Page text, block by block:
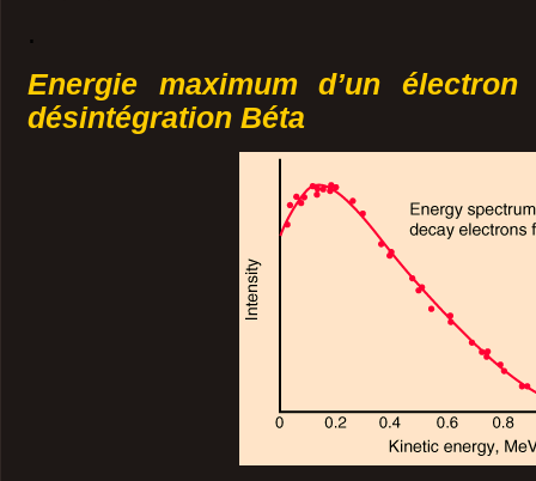
.
Energie maximum d’un
désintégration Béta